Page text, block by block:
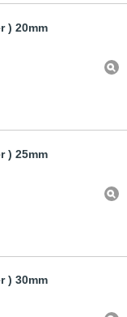
) 20mm
) 25mm
) 30mm